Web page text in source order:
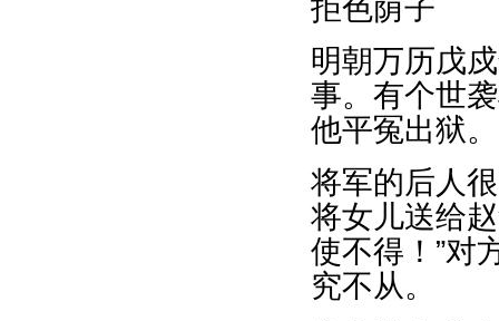
拒色荫子
明朝万历戊
事。有个世
他平冤出狱。
将军的后人
将女儿送给
使不得！”对
究不从。